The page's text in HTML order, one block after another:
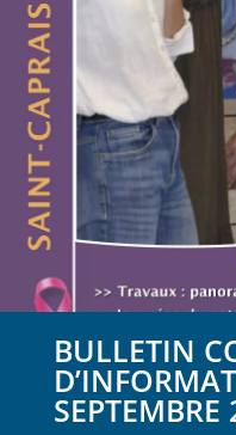
BULLETIN
SEPTEMBRE